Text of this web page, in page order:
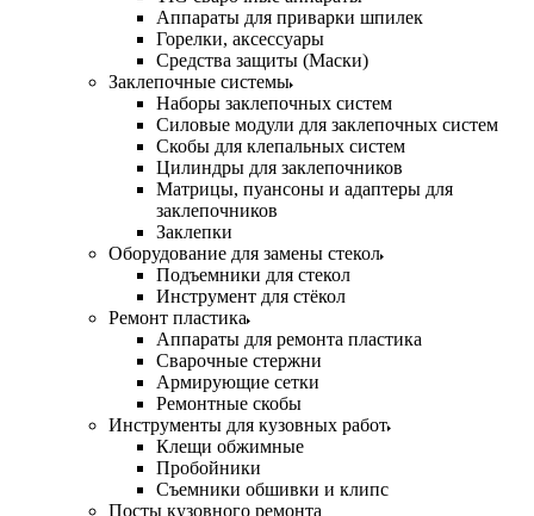
Аппараты для приварки шпилек
Горелки, аксессуары
Средства защиты (Маски)
Заклепочные системы
Наборы заклепочных систем
Силовые модули для заклепочных систем
Скобы для клепальных систем
Цилиндры для заклепочников
Матрицы, пуансоны и адаптеры для
заклепочников
Заклепки
Оборудование для замены стекол
Подъемники для стекол
Инструмент для стёкол
Ремонт пластика
Аппараты для ремонта пластика
Сварочные стержни
Армирующие сетки
Ремонтные скобы
Инструменты для кузовных работ
Клещи обжимные
Пробойники
Съемники обшивки и клипс
Посты кузовного ремонта